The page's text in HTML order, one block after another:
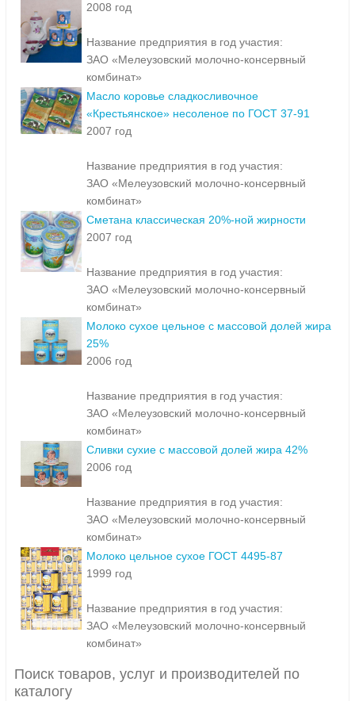
2008 год
Название предприятия в год участия:
ЗАО «Мелеузовский молочно-консервный
комбинат»
Масло коровье сладкосливочное
«Крестьянское» несоленое по ГОСТ 37-91
2007 год
Название предприятия в год участия:
ЗАО «Мелеузовский молочно-консервный
комбинат»
Сметана классическая 20%-ной жирности
2007 год
Название предприятия в год участия:
ЗАО «Мелеузовский молочно-консервный
комбинат»
Молоко сухое цельное с массовой долей жира
25%
2006 год
Название предприятия в год участия:
ЗАО «Мелеузовский молочно-консервный
комбинат»
Сливки сухие с массовой долей жира 42%
2006 год
Название предприятия в год участия:
ЗАО «Мелеузовский молочно-консервный
комбинат»
Молоко цельное сухое ГОСТ 4495-87
1999 год
Название предприятия в год участия:
ЗАО «Мелеузовский молочно-консервный
комбинат»
Поиск товаров, услуг и производителей по
каталогу